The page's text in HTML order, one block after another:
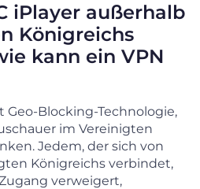
iPlayer außerhalb
Königreichs
kann ein VPN
Geo-Blocking-Technologie,
im Vereinigten
Jedem, der sich von
Königreichs verbindet,
verweigert,